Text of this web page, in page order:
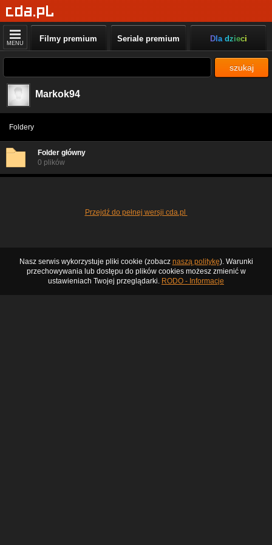
MENU Filmy premium Seriale premium Dla dzieci
szukaj
Markok94
Foldery
Folder główny
0 plików
Przejdź do pełnej wersji cda.pl
Nasz serwis wykorzystuje pliki cookie (zobacz naszą politykę). Warunki
przechowywania lub dostępu do plików cookies możesz zmienić w
ustawieniach Twojej przeglądarki. RODO - Informacje